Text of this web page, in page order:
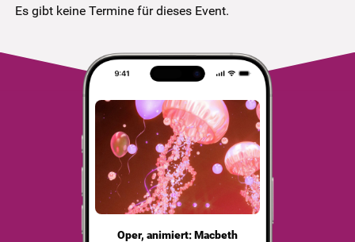
Es gibt keine Termine für dieses Event.
Oper, animiert: Macbeth